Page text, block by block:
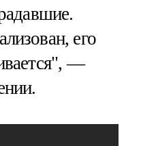
его
—